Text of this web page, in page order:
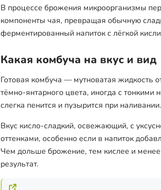
В процессе брожения микроорганизмы
компоненты чая, превращая обычную
ферментированный напиток с лёгкой
Какая комбуча на вкус и вид
Готовая комбуча — мутноватая жидкость
тёмно-янтарного цвета, иногда с тонкими
слегка пенится и пузырится при наливании.
Вкус кисло-сладкий, освежающий, с
оттенками, особенно если в напиток
Чем дольше брожение, тем кислее и менее
результат.